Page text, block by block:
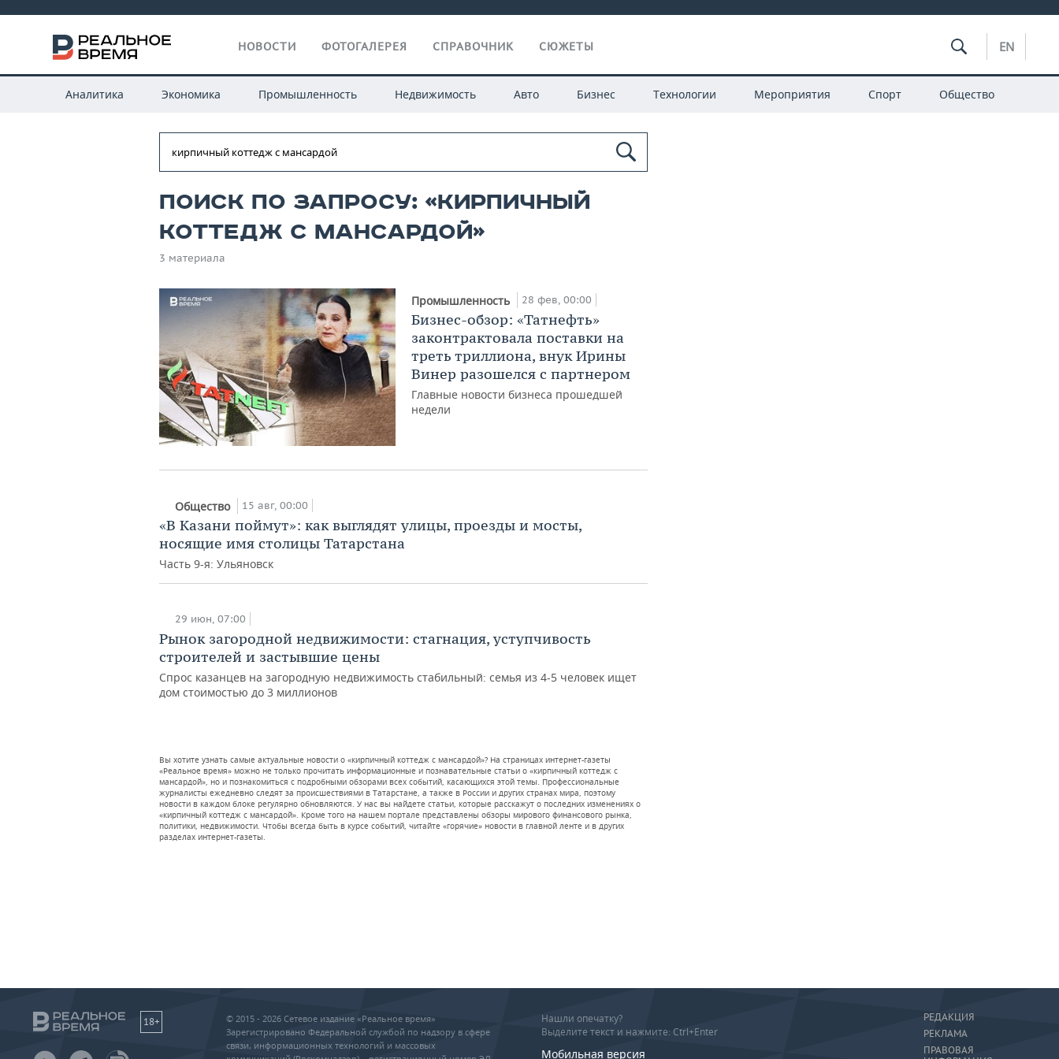
НОВОСТИ ФОТОГАЛЕРЕЯ СПРАВОЧНИК СЮЖЕТЫ EN
Аналитика Экономика Промышленность Недвижимость Авто Бизнес Технологии Мероприятия Спорт Общество
Поиск по запросу: «кирпичный
коттедж с мансардой»
3 материала
Промышленность 28 фев, 00:00
Бизнес-обзор: «Татнефть»
законтрактовала поставки на
треть триллиона, внук Ирины
Винер разошелся с партнером
Главные новости бизнеса прошедшей
недели
Общество 15 авг, 00:00
«В Казани поймут»: как выглядят улицы, проезды и мосты,
носящие имя столицы Татарстана
Часть 9-я: Ульяновск
29 июн, 07:00
Рынок загородной недвижимости: стагнация, уступчивость
строителей и застывшие цены
Спрос казанцев на загородную недвижимость стабильный: семья из 4-5 человек ищет
дом стоимостью до 3 миллионов
Вы хотите узнать самые актуальные новости о «кирпичный коттедж с мансардой»? На страницах интернет-газеты
«Реальное время» можно не только прочитать информационные и познавательные статьи о «кирпичный коттедж с
мансардой», но и познакомиться с подробными обзорами всех событий, касающихся этой темы. Профессиональные
журналисты ежедневно следят за происшествиями в Татарстане, а также в России и других странах мира, поэтому
новости в каждом блоке регулярно обновляются. У нас вы найдете статьи, которые расскажут о последних изменениях о
«кирпичный коттедж с мансардой». Кроме того на нашем портале представлены обзоры мирового финансового рынка,
политики, недвижимости. Чтобы всегда быть в курсе событий, читайте «горячие» новости в главной ленте и в других
разделах интернет-газеты.
18+
© 2015 - 2026 Сетевое издание «Реальное время»
Зарегистрировано Федеральной службой по надзору в сфере
связи, информационных технологий и массовых
Нашли опечатку?
Выделите текст и нажмите: Ctrl+Enter
Мобильная версия
РЕДАКЦИЯ
РЕКЛАМА
ПРАВОВАЯ